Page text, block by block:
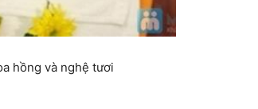
hồng và nghệ tươi